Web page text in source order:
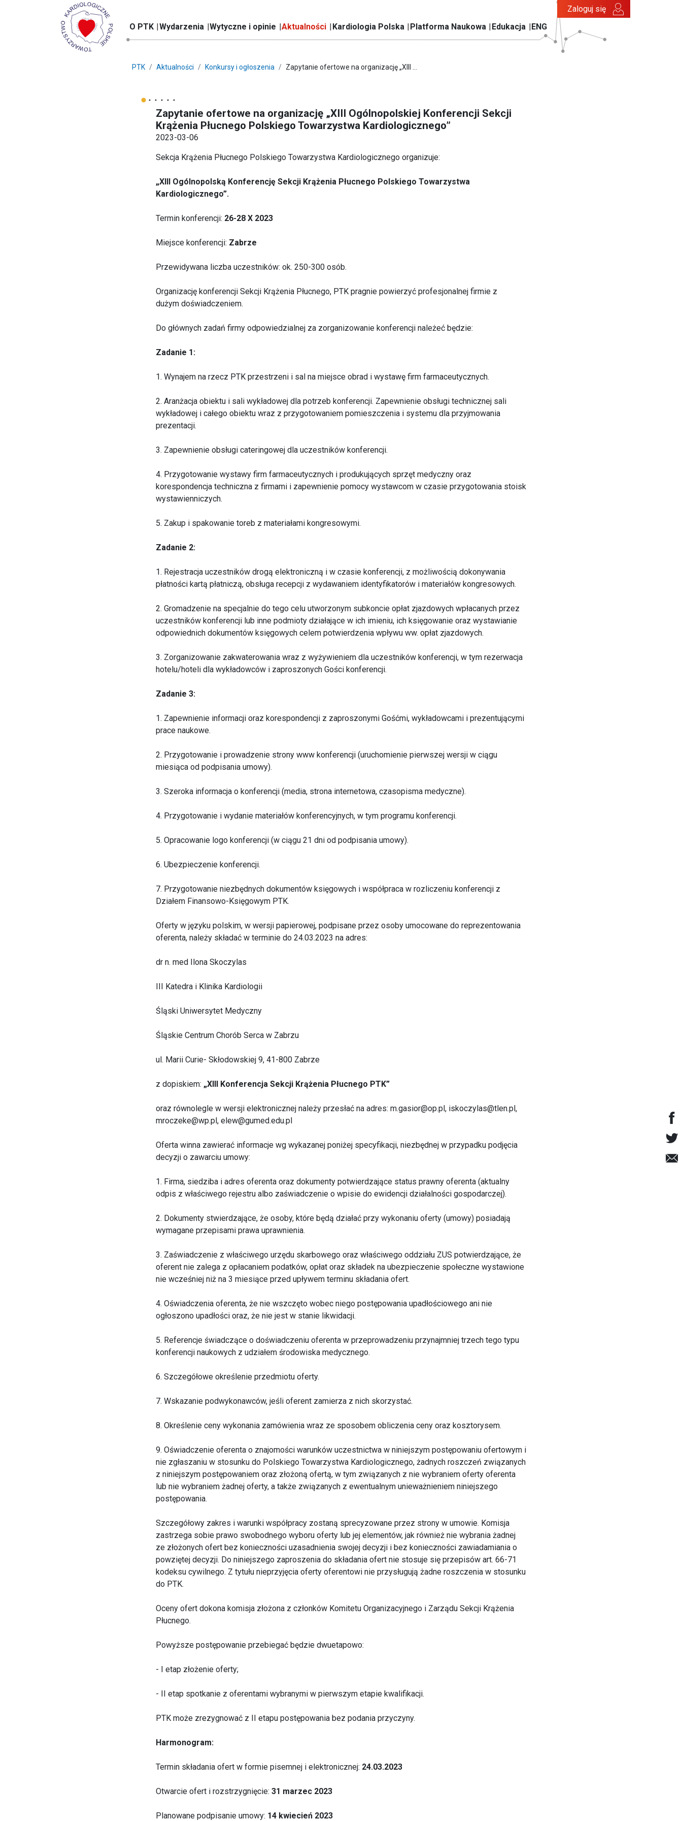
O PTK Wydarzenia Wytyczne i opinie Aktualności Kardiologia Polska Platforma Naukowa Edukacja ENG
Zaloguj się
PTK Aktualności Konkursy i ogłoszenia Zapytanie ofertowe na organizację „XIII ...
Zapytanie ofertowe na organizację „XIII Ogólnopolskiej Konferencji Sekcji
Krążenia Płucnego Polskiego Towarzystwa Kardiologicznego”
2023-03-06
Sekcja Krążenia Płucnego Polskiego Towarzystwa Kardiologicznego organizuje:
„XIII Ogólnopolską Konferencję Sekcji Krążenia Płucnego Polskiego Towarzystwa
Kardiologicznego”.
Termin konferencji: 26-28 X 2023
Miejsce konferencji: Zabrze
Przewidywana liczba uczestników: ok. 250-300 osób.
Organizację konferencji Sekcji Krążenia Płucnego, PTK pragnie powierzyć profesjonalnej firmie z
dużym doświadczeniem.
Do głównych zadań firmy odpowiedzialnej za zorganizowanie konferencji należeć będzie:
Zadanie 1:
1. Wynajem na rzecz PTK przestrzeni i sal na miejsce obrad i wystawę firm farmaceutycznych.
2. Aranżacja obiektu i sali wykładowej dla potrzeb konferencji. Zapewnienie obsługi technicznej sali
wykładowej i całego obiektu wraz z przygotowaniem pomieszczenia i systemu dla przyjmowania
prezentacji.
3. Zapewnienie obsługi cateringowej dla uczestników konferencji.
4. Przygotowanie wystawy firm farmaceutycznych i produkujących sprzęt medyczny oraz
korespondencja techniczna z firmami i zapewnienie pomocy wystawcom w czasie przygotowania stoisk
wystawienniczych.
5. Zakup i spakowanie toreb z materiałami kongresowymi.
Zadanie 2:
1. Rejestracja uczestników drogą elektroniczną i w czasie konferencji, z możliwością dokonywania
płatności kartą płatniczą, obsługa recepcji z wydawaniem identyfikatorów i materiałów kongresowych.
2. Gromadzenie na specjalnie do tego celu utworzonym subkoncie opłat zjazdowych wpłacanych przez
uczestników konferencji lub inne podmioty działające w ich imieniu, ich księgowanie oraz wystawianie
odpowiednich dokumentów księgowych celem potwierdzenia wpływu ww. opłat zjazdowych.
3. Zorganizowanie zakwaterowania wraz z wyżywieniem dla uczestników konferencji, w tym rezerwacja
hotelu/hoteli dla wykładowców i zaproszonych Gości konferencji.
Zadanie 3:
1. Zapewnienie informacji oraz korespondencji z zaproszonymi Gośćmi, wykładowcami i prezentującymi
prace naukowe.
2. Przygotowanie i prowadzenie strony www konferencji (uruchomienie pierwszej wersji w ciągu
miesiąca od podpisania umowy).
3. Szeroka informacja o konferencji (media, strona internetowa, czasopisma medyczne).
4. Przygotowanie i wydanie materiałów konferencyjnych, w tym programu konferencji.
5. Opracowanie logo konferencji (w ciągu 21 dni od podpisania umowy).
6. Ubezpieczenie konferencji.
7. Przygotowanie niezbędnych dokumentów księgowych i współpraca w rozliczeniu konferencji z
Działem Finansowo-Księgowym PTK.
Oferty w języku polskim, w wersji papierowej, podpisane przez osoby umocowane do reprezentowania
oferenta, należy składać w terminie do 24.03.2023 na adres:
dr n. med Ilona Skoczylas
III Katedra i Klinika Kardiologii
Śląski Uniwersytet Medyczny
Śląskie Centrum Chorób Serca w Zabrzu
ul. Marii Curie- Skłodowskiej 9, 41-800 Zabrze
z dopiskiem: „XIII Konferencja Sekcji Krążenia Płucnego PTK”
oraz równolegle w wersji elektronicznej należy przesłać na adres: m.gasior@op.pl, iskoczylas@tlen.pl,
mroczeke@wp.pl, elew@gumed.edu.pl
Oferta winna zawierać informacje wg wykazanej poniżej specyfikacji, niezbędnej w przypadku podjęcia
decyzji o zawarciu umowy:
1. Firma, siedziba i adres oferenta oraz dokumenty potwierdzające status prawny oferenta (aktualny
odpis z właściwego rejestru albo zaświadczenie o wpisie do ewidencji działalności gospodarczej).
2. Dokumenty stwierdzające, że osoby, które będą działać przy wykonaniu oferty (umowy) posiadają
wymagane przepisami prawa uprawnienia.
3. Zaświadczenie z właściwego urzędu skarbowego oraz właściwego oddziału ZUS potwierdzające, że
oferent nie zalega z opłacaniem podatków, opłat oraz składek na ubezpieczenie społeczne wystawione
nie wcześniej niż na 3 miesiące przed upływem terminu składania ofert.
4. Oświadczenia oferenta, że nie wszczęto wobec niego postępowania upadłościowego ani nie
ogłoszono upadłości oraz, że nie jest w stanie likwidacji.
5. Referencje świadczące o doświadczeniu oferenta w przeprowadzeniu przynajmniej trzech tego typu
konferencji naukowych z udziałem środowiska medycznego.
6. Szczegółowe określenie przedmiotu oferty.
7. Wskazanie podwykonawców, jeśli oferent zamierza z nich skorzystać.
8. Określenie ceny wykonania zamówienia wraz ze sposobem obliczenia ceny oraz kosztorysem.
9. Oświadczenie oferenta o znajomości warunków uczestnictwa w niniejszym postępowaniu ofertowym i
nie zgłaszaniu w stosunku do Polskiego Towarzystwa Kardiologicznego, żadnych roszczeń związanych
z niniejszym postępowaniem oraz złożoną ofertą, w tym związanych z nie wybraniem oferty oferenta
lub nie wybraniem żadnej oferty, a także związanych z ewentualnym unieważnieniem niniejszego
postępowania.
Szczegółowy zakres i warunki współpracy zostaną sprecyzowane przez strony w umowie. Komisja
zastrzega sobie prawo swobodnego wyboru oferty lub jej elementów, jak również nie wybrania żadnej
ze złożonych ofert bez konieczności uzasadnienia swojej decyzji i bez konieczności zawiadamiania o
powziętej decyzji. Do niniejszego zaproszenia do składania ofert nie stosuje się przepisów art. 66-71
kodeksu cywilnego. Z tytułu nieprzyjęcia oferty oferentowi nie przysługują żadne roszczenia w stosunku
do PTK.
Oceny ofert dokona komisja złożona z członków Komitetu Organizacyjnego i Zarządu Sekcji Krążenia
Płucnego.
Powyższe postępowanie przebiegać będzie dwuetapowo:
- I etap złożenie oferty;
- II etap spotkanie z oferentami wybranymi w pierwszym etapie kwalifikacji.
PTK może zrezygnować z II etapu postępowania bez podania przyczyny.
Harmonogram:
Termin składania ofert w formie pisemnej i elektronicznej: 24.03.2023
Otwarcie ofert i rozstrzygnięcie: 31 marzec 2023
Planowane podpisanie umowy: 14 kwiecień 2023